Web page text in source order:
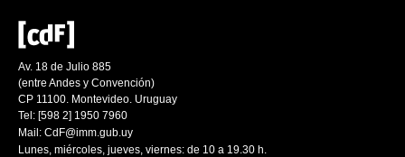
Av. 18 de Julio 885
(entre Andes y Convención)
CP 11100. Montevideo. Uruguay
Tel: [598 2] 1950 7960
Mail: CdF@imm.gub.uy
Lunes, miércoles, jueves, viernes: de 10 a 19.30 h.